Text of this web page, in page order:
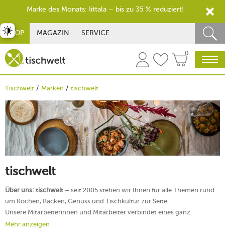
SHOP MAGAZIN SERVICE
0
Tischwelt Marken tischwelt
tischwelt
Über uns: tischwelt – seit 2005 stehen wir Ihnen für alle Themen rund
um Kochen, Backen, Genuss und Tischkultur zur Seite.
Unsere Mitarbeiterinnen und Mitarbeiter verbindet eines ganz
besonders: die
Mehr anzeigen
umschalten
Marke des Monats: Iittala – bis zu 35 % reduziert!